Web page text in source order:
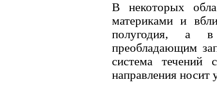
В некоторых
материками и
полугодия, а в
преобладающим
система течений
направления носит